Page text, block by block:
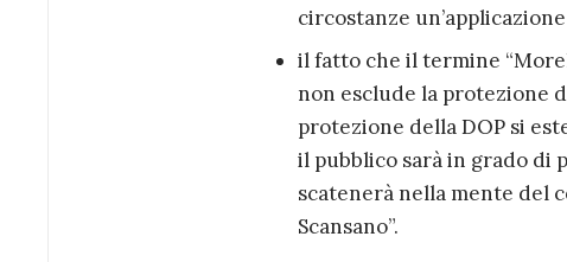
circostanze
il fatto che il termine
non esclude la protezione
protezione della DOP si
il pubblico sarà in grado di
scatenerà nella mente del
Scansano”.